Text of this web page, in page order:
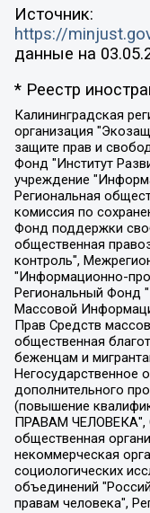
Источник:
https://
данные на
* Реестр
Калининградская региональная общественная организация "Экозащита!-Женсовет", Фонд содействия защите прав и свобод граждан "Общественный вердикт", Фонд "Институт Развития Свободы Информации", Частное учреждение "Информационное агентство МЕМО. РУ", Региональная общественная организация "Общественная комиссия по сохранению наследия академика Сахарова", Фонд поддержки свободы прессы, Санкт-Петербургская общественная правозащитная организация "Гражданский контроль", Межрегиональная общественная организация "Информационно-просветительский центр "Мемориал", Региональный Фонд "Центр Защиты Прав Средств Массовой Информации", с 05.12.2023 Фонд "Центр Защиты Прав Средств массовой информации", Региональная общественная благотворительная организация помощи беженцам и мигрантам "Гражданское содействие", Негосударственное образовательное учреждение дополнительного профессионального образования (повышение квалификации) специалистов "АКАДЕМИЯ ПО ПРАВАМ ЧЕЛОВЕКА", Свердловская региональная общественная организация "Сутяжник", Автономная некоммерческая организация "Центр независимых социологических исследований", Союз общественных объединений "Российский исследовательский центр по правам человека", Региональное общественное учреждение научно-информационный центр "МЕМОРИАЛ", Некоммерческая организация "Фонд защиты гласности", Автономная некоммерческая организация "Институт прав человека", Городская общественная организация "Екатеринбургское общество "МЕМОРИАЛ", Городская общественная организация "Рязанское историко-просветительское и правозащитное общество "Мемориал" (Рязанский Мемориал), Челябинский региональный орган общественной самодеятельности – женское общественное объединение "Женщины Евразии", Челябинский региональный орган общественной самодеятельности "Уральская правозащитная группа", Фонд содействия защите здоровья и социальной справедливости имени Андрея Рылькова, Автономная Некоммерческая Организация "Аналитический Центр Юрия Левады", Автономная некоммерческая организация социальной поддержки населения "Проект Апрель", Региональная общественная организация помощи женщинам и детям, находящимся в кризисной ситуации "Информационно-методический центр "Анна", Фонд содействия развитию массовых коммуникаций и правовому просвещению "Так-так-Так", Фонд содействия устойчивому развитию "Серебряная тайга", Свердловский региональный общественный фонд социальных проектов "Новое время", "Idel.Реалии", Кавказ.Реалии, Крым.Реалии, Телеканал Настоящее Время, Татаро-башкирская служба Радио Свобода (Azatliq Radiosi), Радио Свободная Европа/Радио Свобода (PCE/PC), "Сибирь.Реалии", "Фактограф", Благотворительный фонд помощи осужденным и их семьям, Автономная некоммерческая организация "Институт глобализации и социальных движений", Фонд "В защиту прав заключенных", Частное учреждение "Центр поддержки и содействия развитию средств массовой информации", Пензенский региональный общественный благотворительный фонд "Гражданский союз", "Север.Реалии", Некоммерческая организация Фонд "Правовая инициатива", Общество с ограниченной ответственностью "Радио Свободная Европа/Радио Свобода", Чешское информационное агентство "MEDIUM-ORIENT", Красноярская региональная общественная организация "Мы против СПИДа", Камалягин Денис Николаевич, Маркелов Сергей Евгеньевич, Пономарев Лев Александрович, Савицкая Людмила Алексеевна, Автономная некоммерческая организация "Центр по работе с проблемой насилия "НАСИЛИЮ.НЕТ", Межрегиональный профессиональный союз работников здравоохранения "Альянс врачей", Юридическое лицо, зарегистрированное в Латвийской Республике, SIA "Medusa Project" (регистрационный номер 40103797863, дата регистрации 10.06.2014), Некоммерческая организация "Фонд по борьбе с коррупцией", Автономная некоммерческая организация "Институт права и публичной политики", Баданин Роман Сергеевич, Гликин Максим Александрович, Железнова Мария Михайловна, Лукьянова Юлия Сергеевна, Маетная Елизавета Витальевна, Маняхин Петр Борисович, Чуракова Ольга Владимировна, Ярош Юлия Петровна, Юридическое лицо "The Insider SIA", зарегистрированное в Риге, Латвийская Республика (дата регистрации 26.06.2015), являющееся администратором доменного имени интернет-издания "The Insider SIA", https://theins.ru, Постернак Алексей Евгеньевич, Рубин Михаил Аркадьевич, Анин Роман Александрович, Юридическое лицо Istories fonds, зарегистрированное в Латвийской Республике (регистрационный номер 50008295751, дата регистрации